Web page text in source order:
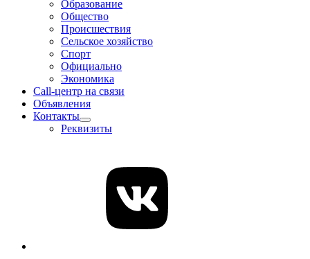
Образование
Общество
Происшествия
Сельское хозяйство
Спорт
Официально
Экономика
Call-центр на связи
Объявления
Контакты
Реквизиты